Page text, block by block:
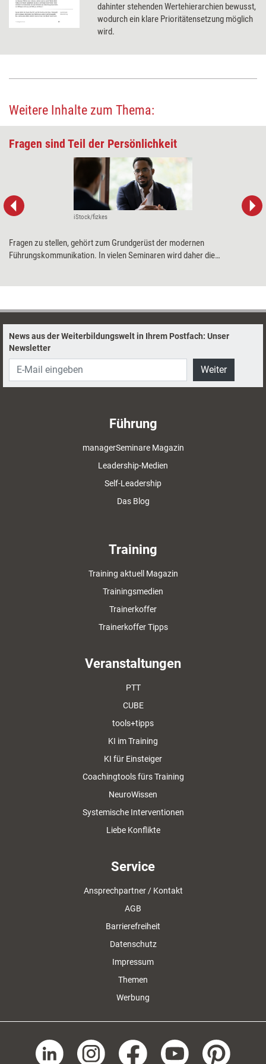
dahinter stehenden Wertehierarchien bewusst,
wodurch ein klare Prioritätensetzung möglich
wird.
Weitere Inhalte zum Thema:
Fragen sind Teil der Persönlichkeit
iStock/fizkes
Fragen zu stellen, gehört zum Grundgerüst der modernen
Führungskommunikation. In vielen Seminaren wird daher die
News aus der Weiterbildungswelt in Ihrem Postfach: Unser
Newsletter
Weiter
Führung
managerSeminare Magazin
Leadership-Medien
Self-Leadership
Das Blog
Training
Training aktuell Magazin
Trainingsmedien
Trainerkoffer
Trainerkoffer Tipps
Veranstaltungen
PTT
CUBE
tools+tipps
KI im Training
KI für Einsteiger
Coachingtools fürs Training
NeuroWissen
Systemische Interventionen
Liebe Konflikte
Service
Ansprechpartner / Kontakt
AGB
Barrierefreiheit
Datenschutz
Impressum
Themen
Werbung